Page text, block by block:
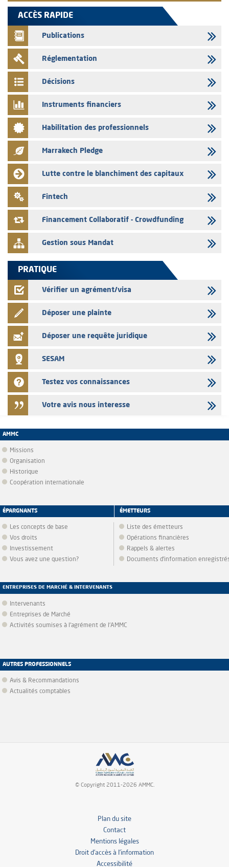
L’AMMC met sur son site internet les publications réalisées par les
émetteurs en date du 4 août 2026
03/08/2026
Saham Bank – Mise à jour annuelle du dossier d’information relatif au
programme d'émission de certificats de dépôt
L’AMMC met sur son site internet les publications réalisées par les
03/08/2026
Liste des agréments et visas d'OPCVM accordés par l'AMMC pour le
mois de juillet 2026
03/08/2026
L' AMMC publie les indicateurs mensuels du marché des capitaux pour
le mois de Juin 2026
31/07/2026
L’AMMC met sur son site internet les publications réalisées par les
émetteurs du 30 au 31 juillet 2026
ACCÈS RAPIDE
Publications
Réglementation
Décisions
Instruments financiers
Habilitation des professionnels
Marrakech Pledge
Lutte contre le blanchiment des capitaux
Fintech
Financement Collaboratif - Crowdfunding
Gestion sous Mandat
PRATIQUE
Vérifier un agrément/visa
Déposer une plainte
Déposer une requête juridique
SESAM
Testez vos connaissances
Votre avis nous interesse
AMMC
Missions
Organisation
Historique
Coopération internationale
ÉPARGNANTS
Les concepts de base
Vos droits
Investissement
Vous avez une question?
ÉMETTEURS
Liste des émetteurs
Opérations financières
Rappels & alertes
Documents d’information
ENTREPRISES DE MARCHÉ & INTERVENANTS
Intervenants
Entreprises de Marché
Activités soumises à l'agrément de l'AMMC
AUTRES PROFESSIONNELS
Avis & Recommandations
Actualités comptables
© Copyright 2011-2026 AMMC.
Plan du site
Contact
Mentions légales
Droit d’accès à l’information
Accessibilité